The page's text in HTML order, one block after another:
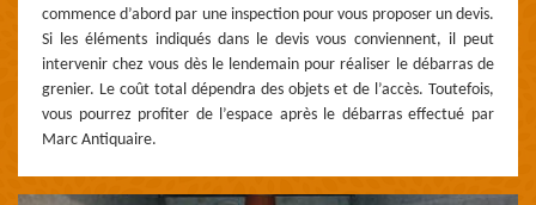
commence d’abord par une inspection pour vous proposer un devis.
Si les éléments indiqués dans le devis vous conviennent, il peut
intervenir chez vous dès le lendemain pour réaliser le débarras de
grenier. Le coût total dépendra des objets et de l’accès. Toutefois,
vous pourrez profiter de l’espace après le débarras effectué par
Marc Antiquaire.